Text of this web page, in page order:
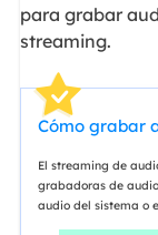
para grabar
streaming.
Cómo grabar
El streaming de
grabadoras de
audio del sistema o